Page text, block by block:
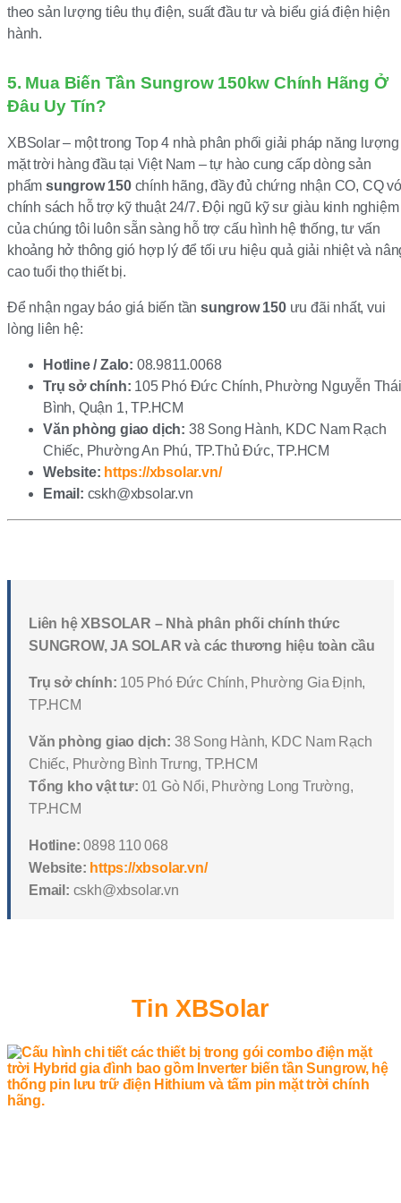
theo sản lượng tiêu thụ điện, suất đầu tư và biểu giá điện hiện
hành.
5. Mua Biến Tần Sungrow 150kw Chính Hãng Ở
Đâu Uy Tín?
XBSolar – một trong Top 4 nhà phân phối giải pháp năng lượng
mặt trời hàng đầu tại Việt Nam – tự hào cung cấp dòng sản
phẩm sungrow 150chính hãng, đầy đủ chứng nhận CO, CQ
chính sách hỗ trợ kỹ thuật 24/7. Đội ngũ kỹ sư giàu kinh nghiệm
của chúng tôi luôn sẵn sàng hỗ trợ cấu hình hệ thống, tư vấn
khoảng hở thông gió hợp lý để tối ưu hiệu quả giải nhiệt và
cao tuổi thọ thiết bị.
Để nhận ngay báo giá biến tần sungrow 150ưu đãi nhất, vui
lòng liên hệ:
Hotline / Zalo: 08.9811.0068
Trụ sở chính: 105 Phó Đức Chính, Phường Nguyễn Thái
Bình, Quận 1, TP.HCM
Văn phòng giao dịch: 38 Song Hành, KDC Nam Rạch
Chiếc, Phường An Phú, TP.Thủ Đức, TP.HCM
Website: https://xbsolar.vn/
Email: cskh@xbsolar.vn
Liên hệ XBSOLAR – Nhà phân phối chính thức
SUNGROW, JA SOLAR và các thương hiệu toàn cầu
Trụ sở chính: 105 Phó Đức Chính, Phường Gia Định,
TP.HCM
Văn phòng giao dịch: 38 Song Hành, KDC Nam Rạch
Chiếc, Phường Bình Trưng, TP.HCM
Tổng kho vật tư: 01 Gò Nổi, Phường Long Trường,
TP.HCM
Hotline: 0898 110 068
Website: https://xbsolar.vn/
Email: cskh@xbsolar.vn
Tin XBSolar